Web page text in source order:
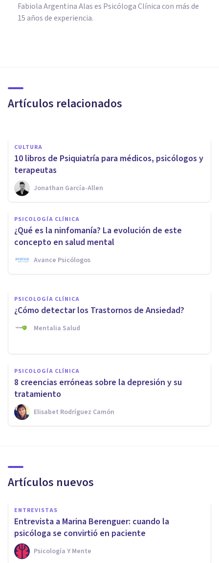
Fabiola Argentina Alas es Psicóloga Clínica con más de
15 años de experiencia.
Artículos relacionados
consecuencias
CULTURA
​10 libros de Psiquiatría para médicos, psicólogos y
terapeutas
Jonathan García-Allen
PSICOLOGÍA CLÍNICA
¿Qué es la ninfomanía? La evolución de este
concepto en salud mental
Avance Psicólogos
Colpocefalia: qué es, causas,
síntomas y tratamiento
Arturo Torres
PSICOLOGÍA CLÍNICA
¿Cómo detectar los Trastornos de Ansiedad?
Mentalia Salud
PSICOLOGÍA CLÍNICA
8 creencias erróneas sobre la depresión y su
tratamiento
Elisabet Rodríguez Camón
Artículos nuevos
ENTREVISTAS
Entrevista a Marina Berenguer: cuando la
psicóloga se convirtió en paciente
Psicología Y Mente